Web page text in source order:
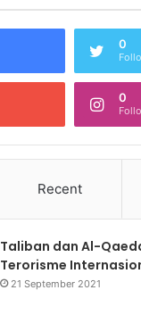
0
0
Recent
Taliban dan Al-
Terorisme
21 September 2021